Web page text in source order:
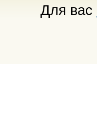
Для вас